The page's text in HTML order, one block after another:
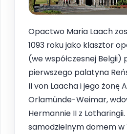
Opactwo Maria Laach
1093 roku jako klasztor
(we współczesnej Belgii)
pierwszego palatyna
II von Laacha i jego żonę
Orlamünde-Weimar,
Hermannie II z Lotharingii.
samodzielnym domem w